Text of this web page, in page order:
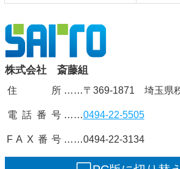
の
先
頭
へ
戻
戻
る
株式会社
斎藤組
株式会社 斎藤組
住 所……〒369-1871 埼玉県秩
電話番号……0494-22-5505
FAX番号……0494-22-3134